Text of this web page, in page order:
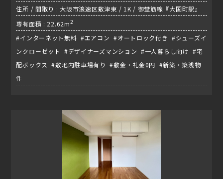
住所 / 間取り : 大阪市浪速区敷津東 / 1K / 御堂筋線『大国町駅』
専有面積 : 22.62m2
#インターネット無料 #エアコン #オートロック付き #シューズイ
ンクローゼット #デザイナーズマンション #一人暮らし向け #宅
配ボックス #敷地内駐車場有り #敷金・礼金0円 #新築・築浅物
件